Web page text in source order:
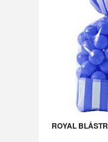
ROYAL